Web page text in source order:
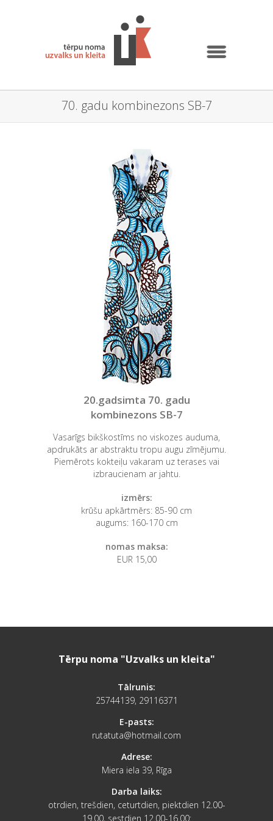
70. gadu kombinezons SB-7
20.gadsimta 70. gadu
kombinezons SB-7
Vasarīgs bikškostīms no viskozes auduma,
apdrukāts ar abstraktu tropu augu zīmējumu.
Piemērots kokteiļu vakaram uz terases vai
izbraucienam ar jahtu.
izmērs:
krūšu apkārtmērs: 85-90 cm
augums: 160-170 cm
nomas maksa:
EUR 15,00
Tērpu noma "Uzvalks un kleita"
Tālrunis:
25744139, 29116371
E-pasts:
rutatuta@hotmail.com
Adrese:
Miera iela 39, Rīga
Darba laiks:
otrdien, trešdien, ceturtdien, piektdien 12.00-
19.00, sestdien 12.00-16.00: